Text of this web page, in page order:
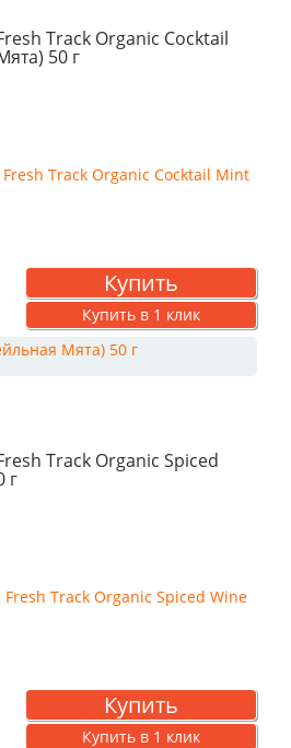
Track Organic Cocktail
50 г
Купить
Купить в 1 клик
Track Organic Spiced
г
Купить
Купить в 1 клик